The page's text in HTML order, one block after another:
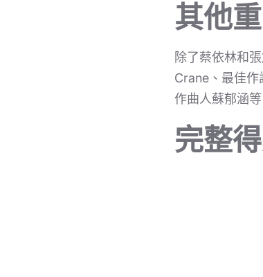
其他
除了蔡依林和
Crane、最佳
作曲人蘇郁涵等
完整